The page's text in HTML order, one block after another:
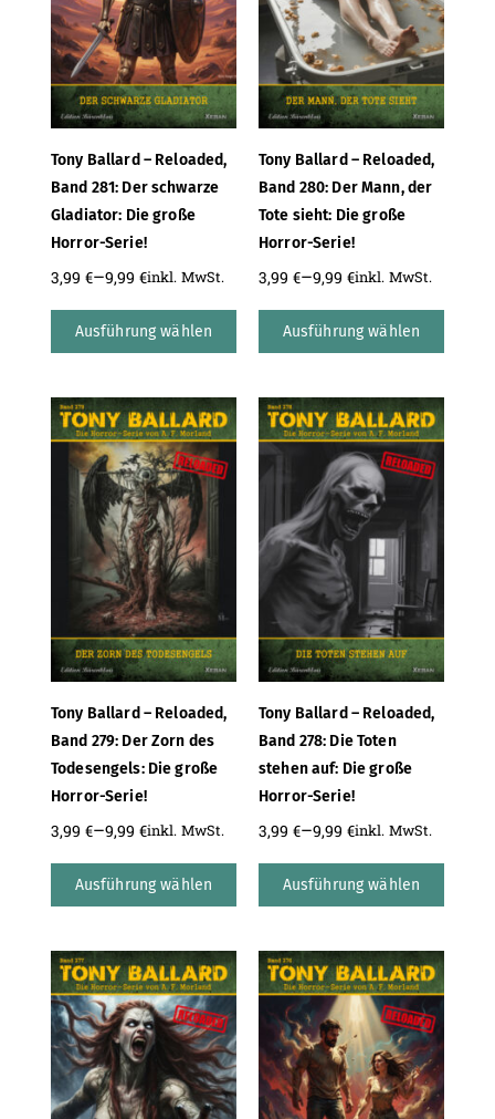
Tony Ballard – Reloaded,
Band 281: Der schwarze
Gladiator: Die große
Horror-Serie!
3,99 €–9,99 €inkl. MwSt.
Ausführung wählen
Tony Ballard – Reloaded,
Band 280: Der Mann, der
Tote sieht: Die große
Horror-Serie!
3,99 €–9,99 €inkl. MwSt.
Ausführung wählen
Tony Ballard – Reloaded,
Band 279: Der Zorn des
Todesengels: Die große
Horror-Serie!
3,99 €–9,99 €inkl. MwSt.
Ausführung wählen
Tony Ballard – Reloaded,
Band 278: Die Toten
stehen auf: Die große
Horror-Serie!
3,99 €–9,99 €inkl. MwSt.
Ausführung wählen